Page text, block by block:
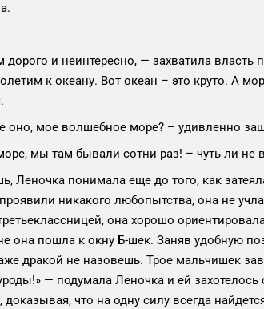
и неинтересно, — захватила власть
к океану. Вот океан – это круто. А
оно, мое волшебное море? – удивленно
мы там бывали сотни раз! – чуть ли не
Леночка понимала еще до того, как
никакого любопытства, она не
она хорошо
она пошла к окну Б-шек. Заняв удобную
дракой не назовешь. Трое мальчишек
— подумала Леночка и ей
что на одну силу всегда